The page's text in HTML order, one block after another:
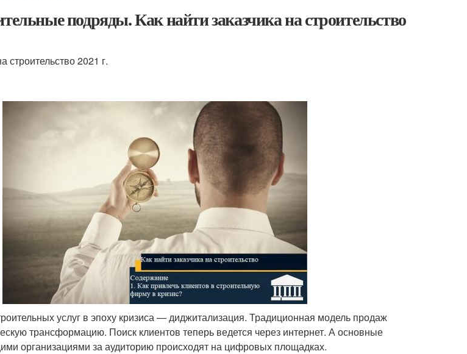
подряды. Как найти заказчика на строительство
строительство 2021 г.
услуг в эпоху кризиса — диджитализация. Традиционная модель продаж
трансформацию. Поиск клиентов теперь ведется через интернет. А основные
организациями за аудиторию происходят на цифровых площадках.